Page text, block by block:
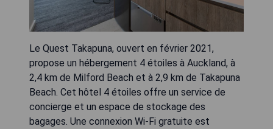
Le Quest Takapuna, ouvert en février 2021,
propose un hébergement 4 étoiles à Auckland, à
2,4 km de Milford Beach et à 2,9 km de Takapuna
Beach. Cet hôtel 4 étoiles offre un service de
concierge et un espace de stockage des
bagages. Une connexion Wi-Fi gratuite est